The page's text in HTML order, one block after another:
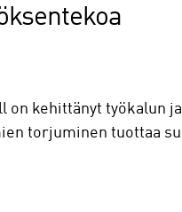
on kehittänyt työkalun
torjuminen tuottaa